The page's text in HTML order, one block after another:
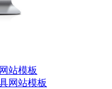
站模板
网站模板